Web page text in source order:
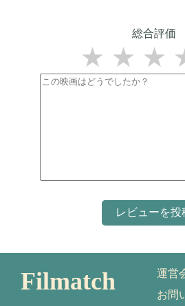
総合評価
★
★
★
Filmatch
運営
お問